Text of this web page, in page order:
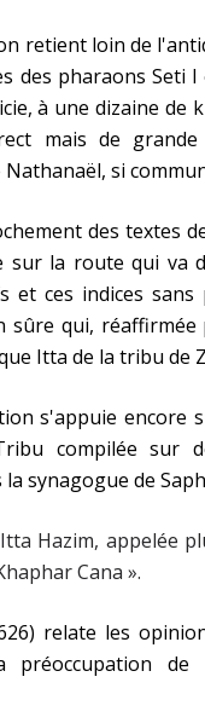
retient loin de
des pharaons Seti
à une dizaine de
mais de
si
des textes
sur la route qui va
et ces indices
sûre qui,
Itta de la tribu de
s'appuie encore
compilée sur
synagogue de
Hazim, appelée
Cana ».
relate les
préoccupation de